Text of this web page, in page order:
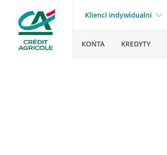
Klienci indywidualni
KONTA KREDYTY